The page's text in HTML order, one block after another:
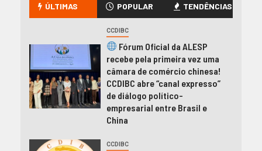
ÚLTIMAS POPULAR TENDÊNCIAS
CCDIBC
Fórum Oficial da ALESP
recebe pela primeira vez uma
câmara de comércio chinesa!
CCDIBC abre “canal expresso”
de diálogo político-
empresarial entre Brasil e
China
CCDIBC